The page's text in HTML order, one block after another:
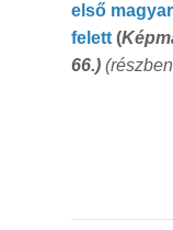
első
felett(
66.)